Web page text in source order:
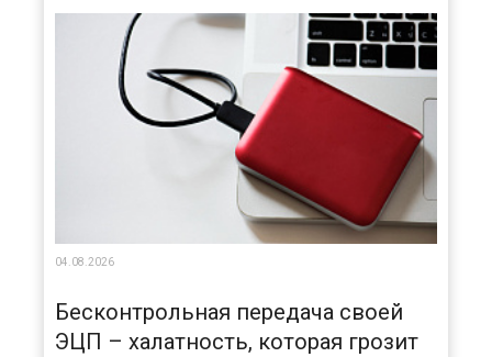
04.08.2026
Бесконтрольная передача своей
ЭЦП – халатность, которая грозит